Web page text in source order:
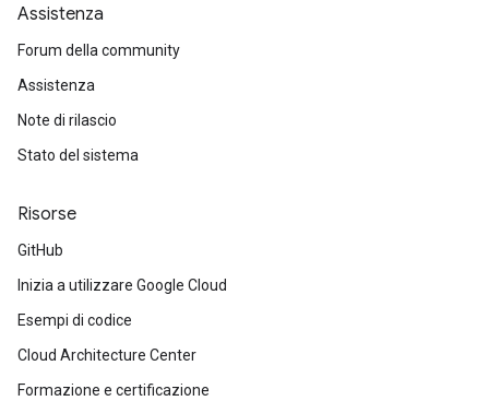
Assistenza
Forum della community
Assistenza
Note di rilascio
Stato del sistema
Risorse
GitHub
Inizia a utilizzare Google Cloud
Esempi di codice
Cloud Architecture Center
Formazione e certificazione